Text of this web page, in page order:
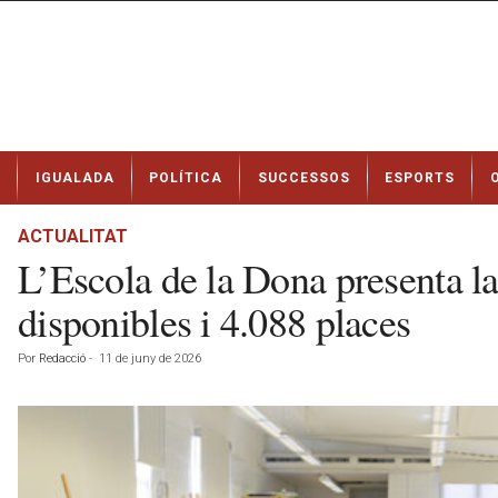
t
IGUALADA POLÍTICA SUCCESSOS ESPORTS
ACTUALITAT
L’Escola de la Dona presenta
disponibles i 4.088 places
Por Redacció - 11 de juny de 2026